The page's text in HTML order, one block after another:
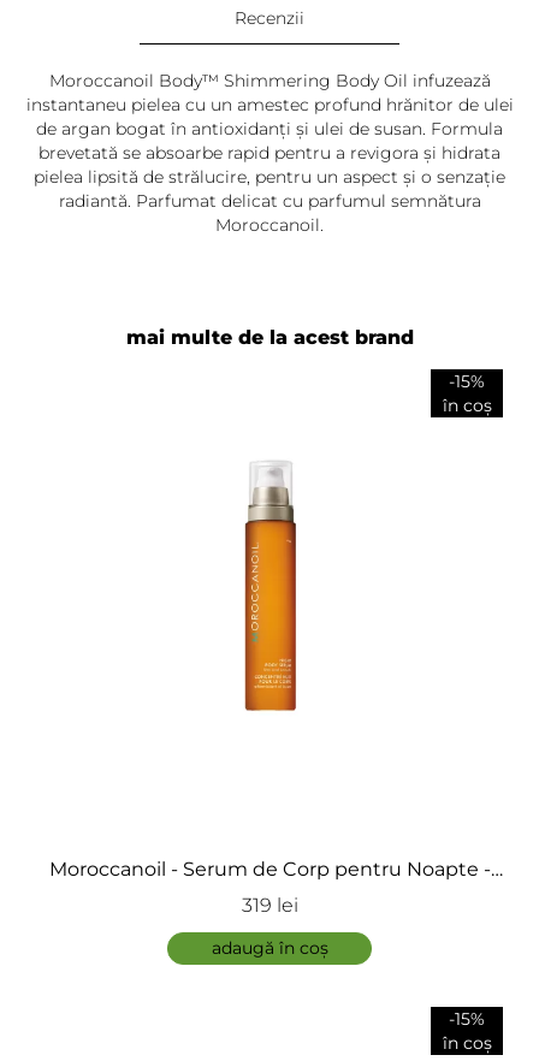
Recenzii
Moroccanoil Body™ Shimmering Body Oil infuzează
instantaneu pielea cu un amestec profund hrănitor de ulei
de argan bogat în antioxidanți și ulei de susan. Formula
brevetată se absoarbe rapid pentru a revigora și hidrata
pielea lipsită de strălucire, pentru un aspect și o senzație
radiantă. Parfumat delicat cu parfumul semnătura
Moroccanoil.
Adaugă review
mai multe de la acest brand
-15%
în coș
Moroccanoil - Serum de Corp pentru Noapte -
Night Body Serum
319 lei
adaugă în coș
-15%
în coș